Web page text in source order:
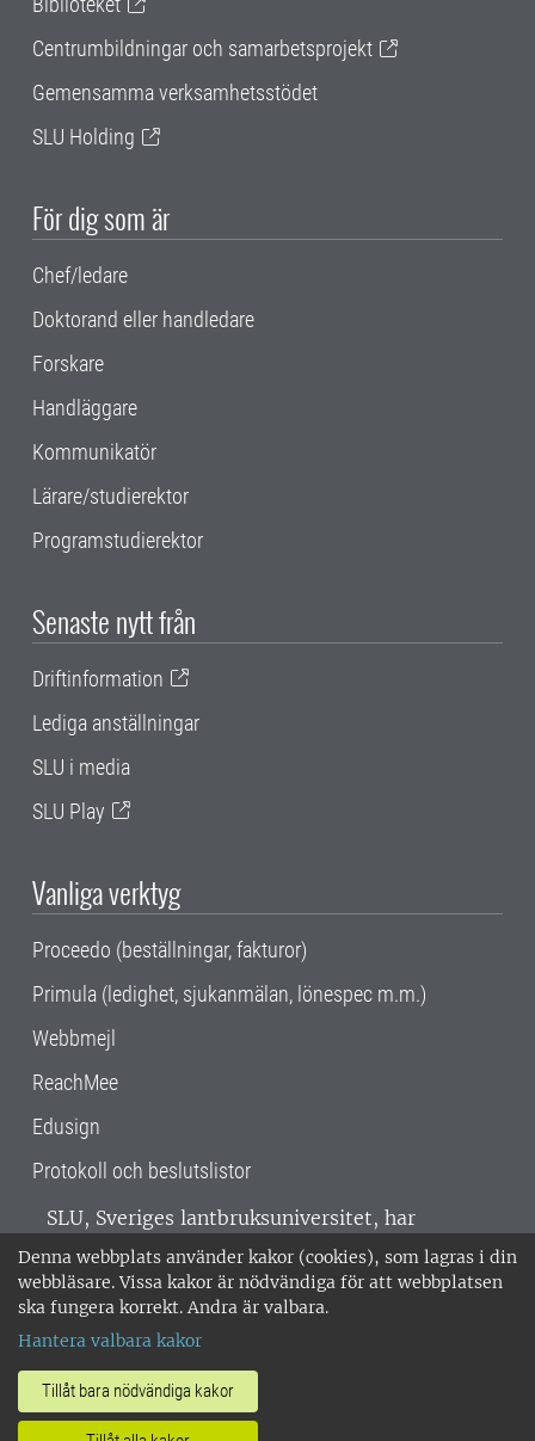
Denna webbplats använder kakor (cookies), som lagras i din
webbläsare. Vissa kakor är nödvändiga för att webbplatsen
ska fungera korrekt. Andra är valbara.
Hantera valbara kakor
Tillåt bara nödvändiga kakor
Centrumbildningar och samarbetsprojekt
Gemensamma verksamhetsstödet
SLU Holding
För dig som är
Chef/ledare
Doktorand eller handledare
Forskare
Handläggare
Kommunikatör
Lärare/studierektor
Programstudierektor
Senaste nytt från
Driftinformation
Lediga anställningar
SLU i media
SLU Play
Vanliga verktyg
Proceedo (beställningar, fakturor)
Primula (ledighet, sjukanmälan, lönespec m.m.)
Webbmejl
ReachMee
Edusign
Protokoll och beslutslistor
SLU, Sveriges lantbruksuniversitet, har
verksamhet över hela Sverige. Huvudorter är
Alnarp, Uppsala och Umeå.SLU är
miljöcertifierat enligt ISO 14001. •
018-67 10 00 • Org nr: 202100-2817 •
Om SLU:s webbplatser
•Hantera kakor•Behandling av